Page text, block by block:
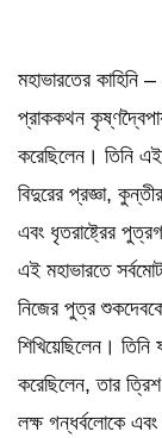
মহাভারতের কাহিনি
প্রাককথন
করেছিলেন। তিনি এই
বিদুরের প্রজ্ঞা,
এবং ধৃতরাষ্ট্রের
এই মহাভারতে
নিজের পুত্র
শিখিয়েছিলেন।
করেছিলেন, তার
লক্ষ গন্ধর্বলোকে